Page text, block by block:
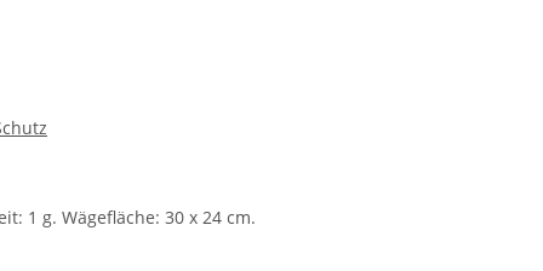
1 g. Wägefläche: 30 x 24 cm.